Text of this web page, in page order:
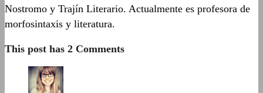
Nostromo y Trajín Literario. Actualmente es profesora de
morfosintaxis y literatura.
This post has 2 Comments